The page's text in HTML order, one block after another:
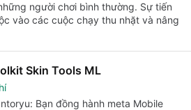
người chơi bình thường. Sự tiến
vào các cuộc chạy thu nhặt và nâng
Skin Tools ML
Bạn đồng hành meta Mobile